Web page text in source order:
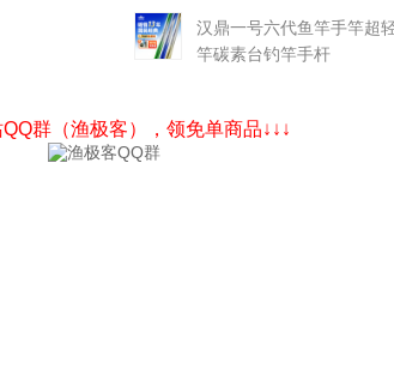
汉鼎一号六代鱼竿手竿超
竿碳素台钓竿手杆
QQ群（渔极客），领免单商品↓↓↓